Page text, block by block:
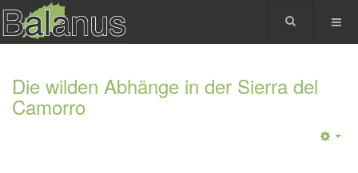
Die wilden Abhänge in der Sierra del
Camorro